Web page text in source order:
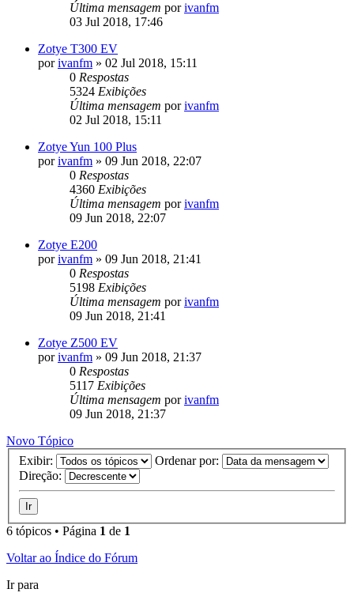
Última mensagem porivanfm
03 Jul 2018, 17:46
Zotye T300 EV
porivanfm » 02 Jul 2018, 15:11
0 Respostas
5324 Exibições
Última mensagem porivanfm
02 Jul 2018, 15:11
Zotye Yun 100 Plus
porivanfm » 09 Jun 2018, 22:07
0 Respostas
4360 Exibições
Última mensagem porivanfm
09 Jun 2018, 22:07
Zotye E200
porivanfm » 09 Jun 2018, 21:41
0 Respostas
5198 Exibições
Última mensagem porivanfm
09 Jun 2018, 21:41
Zotye Z500 EV
porivanfm » 09 Jun 2018, 21:37
0 Respostas
5117 Exibições
Última mensagem porivanfm
09 Jun 2018, 21:37
Novo Tópico
Exibir:
Ordenar por:
Direção:
6 tópicos • Página 1 de 1
Voltar ao Índice do Fórum
Ir para